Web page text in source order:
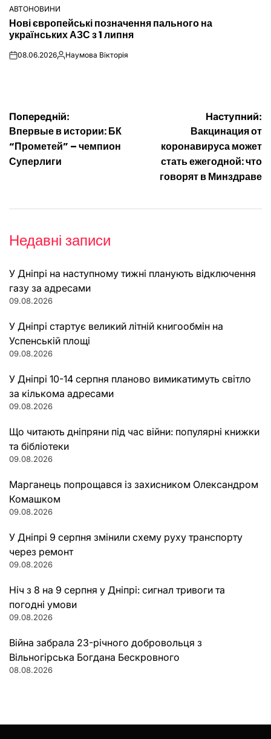
ОПУБЛІКУВАТИ
У
АВТОНОВИНИ
Нові європейські позначення пального на
українських АЗС з 1 липня
on08.06.2026Опубліковано
Наумова Вікторія
Навігація
записів
Попередній:
Впервые в истории: БК
“Прометей” – чемпион
Суперлиги
Наступний:
Вакцинация от
коронавируса может
стать ежегодной: что
говорят в Минздраве
Недавні записи
У Дніпрі на наступному тижні планують відключення
газу за адресами
09.08.2026
У Дніпрі стартує великий літній книгообмін на
Успенській площі
09.08.2026
У Дніпрі 10-14 серпня планово вимикатимуть світло
за кількома адресами
09.08.2026
Що читають дніпряни під час війни: популярні книжки
та бібліотеки
09.08.2026
Марганець попрощався із захисником Олександром
Комашком
09.08.2026
У Дніпрі 9 серпня змінили схему руху транспорту
через ремонт
09.08.2026
Ніч з 8 на 9 серпня у Дніпрі: сигнал тривоги та
погодні умови
09.08.2026
Війна забрала 23-річного добровольця з
Вільногірська Богдана Бескровного
08.08.2026